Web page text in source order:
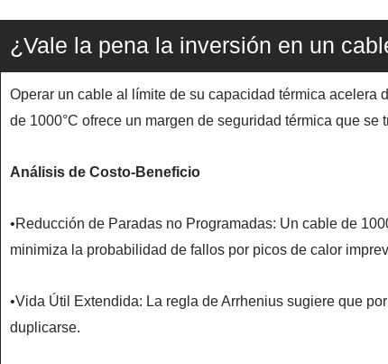
¿Vale la pena la inversión en un
Operar un cable al límite de su capacidad térmica acelera
de 1000°C ofrece un margen de seguridad térmica que
Análisis de Costo-Beneficio
•Reducción de Paradas no Programadas: Un cable de
minimiza la probabilidad de fallos por picos de calor
•Vida Útil Extendida: La regla de Arrhenius sugiere que
duplicarse.